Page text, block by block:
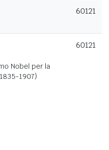
60121
Nobel per la
1907)
60121